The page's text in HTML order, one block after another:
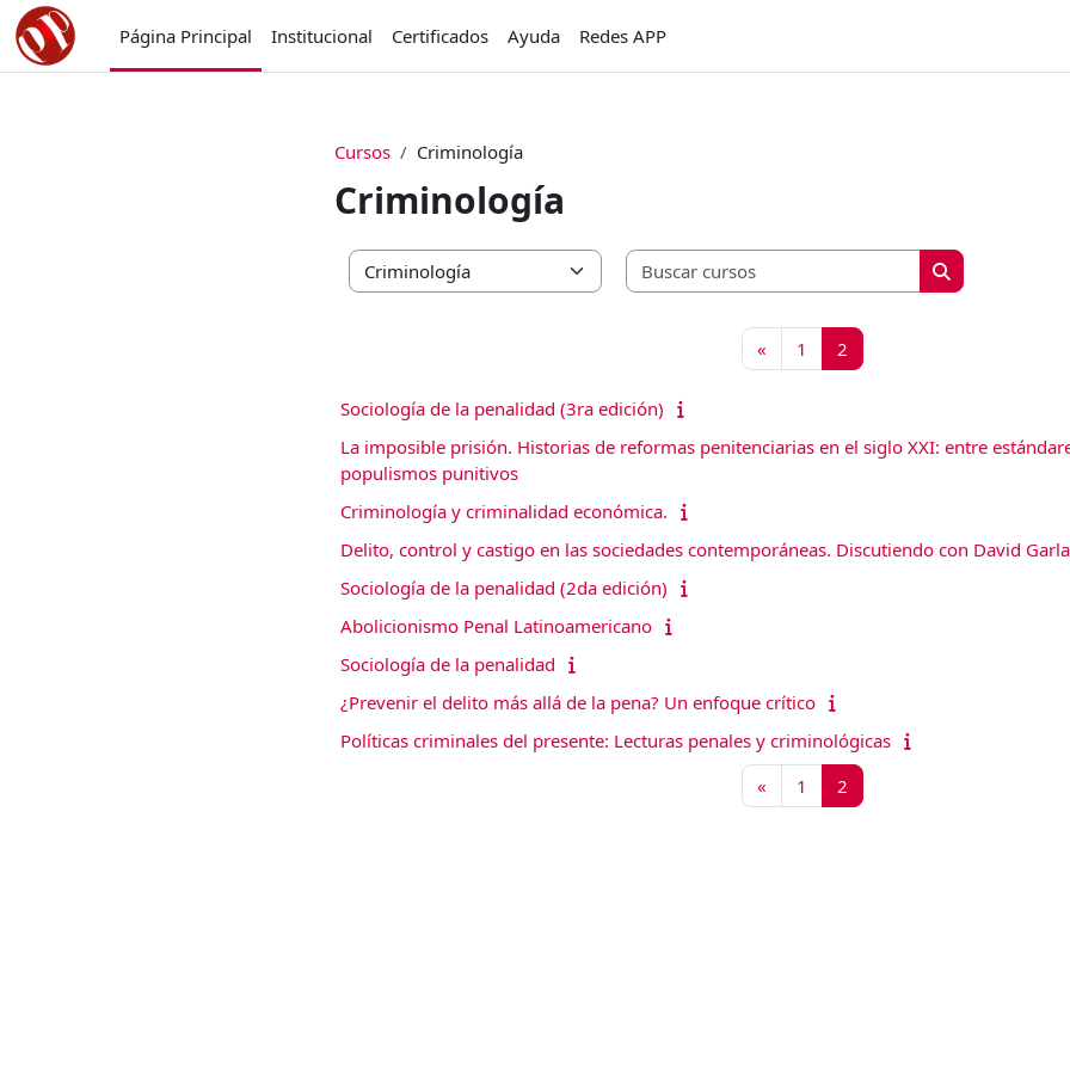
Salta al contenido principal
Página Principal
Institucional Certificados Ayuda Redes APP
Cursos Criminología
Criminología
Categorías
Buscar cursos
Buscar cursos
« Página anterior
1 Página 1
2
Sociología de la penalidad (3ra edición)
La imposible prisión. Historias de reformas penitenciarias en el siglo XXI: entre
populismos punitivos
Criminología y criminalidad económica.
Delito, control y castigo en las sociedades contemporáneas. Discutiendo con David
Sociología de la penalidad (2da edición)
Abolicionismo Penal Latinoamericano
Sociología de la penalidad
¿Prevenir el delito más allá de la pena? Un enfoque crítico
Políticas criminales del presente: Lecturas penales y criminológicas
« Página anterior
1 Página 1
2